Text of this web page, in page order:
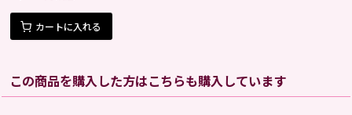
カートに入れる
この商品を購入した方はこちらも購入しています